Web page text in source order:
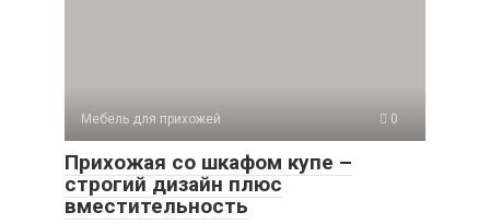
Мебель для прихожей 0
Прихожая со шкафом купе –
строгий дизайн плюс
вместительность